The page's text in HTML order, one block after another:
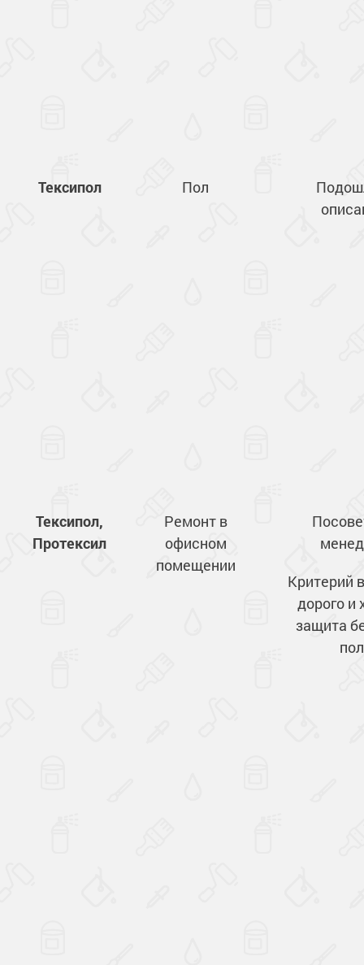
Тексипол Пол
Тексипол,
Протексил
Ремонт в
офисном
помещении
Критерий
дорого и
защита